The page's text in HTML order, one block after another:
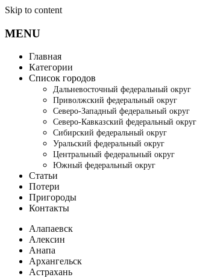
Skip to content
MENU
Главная
Категории
Список городов
Дальневосточный федеральный округ
Приволжский федеральный округ
Северо-Западный федеральный округ
Северо-Кавказский федеральный округ
Сибирский федеральный округ
Уральский федеральный округ
Центральный федеральный округ
Южный федеральный округ
Статьи
Потери
Пригороды
Контакты
Алапаевск
Алексин
Анапа
Архангельск
Астрахань